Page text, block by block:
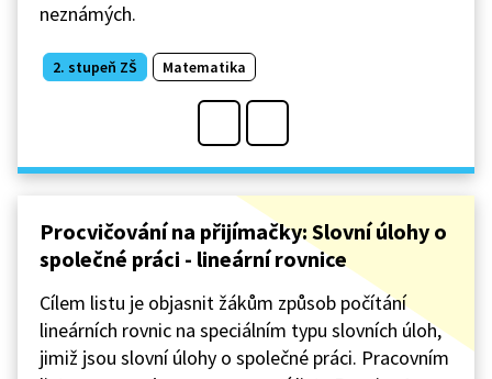
neznámých.
2. stupeň ZŠ Matematika
Procvičování na přijímačky: Slovní úlohy o
společné práci - lineární rovnice
Cílem listu je objasnit žákům způsob počítání
lineárních rovnic na speciálním typu slovních úloh,
jimiž jsou slovní úlohy o společné práci. Pracovním